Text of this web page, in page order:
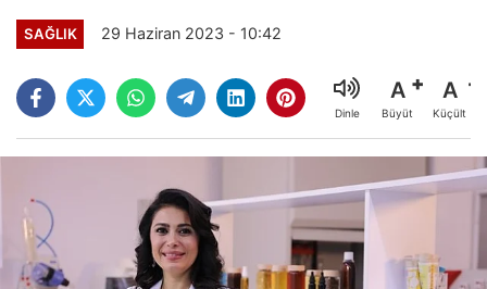
SAĞLIK 29 Haziran 2023 - 10:42
Dinle
A
Büyüt
A
Küçült